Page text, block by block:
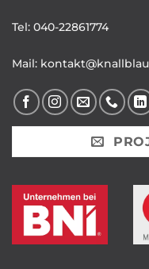
Tel: 040-22861774
Mail: